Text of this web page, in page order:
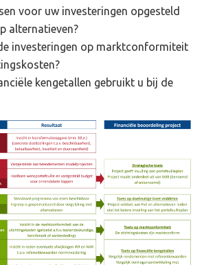
voor uw investeringen opgesteld
alternatieven?
investeringen op marktconformiteit
kengetallen gebruikt u bij de